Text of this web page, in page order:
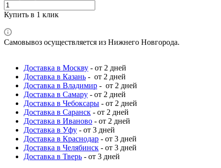
Купить в 1 клик
Самовывоз осуществляется из Нижнего Новгорода.
Доставка в Москву - от 2 дней
Доставка в Казань - от 2 дней
Доставка в Владимир - от 2 дней
Доставка в Самару - от 2 дней
Доставка в Чебоксары - от 2 дней
Доставка в Саранск - от 2 дней
Доставка в Иваново - от 2 дней
Доставка в Уфу - от 3 дней
Доставка в Краснодар - от 3 дней
Доставка в Челябинск - от 3 дней
Доставка в Тверь - от 3 дней